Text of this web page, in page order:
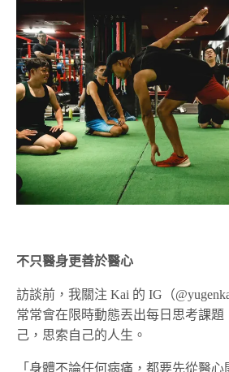
不只醫身更善於醫心
訪談前，我關注 Kai 的 IG（
常常會在限時動態丟出每日思考課題
己，思索自己的人生。
「身體不論任何病痛，都要先從醫